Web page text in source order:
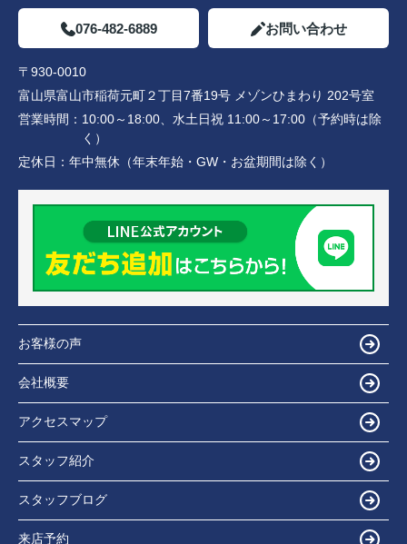
076-482-6889 お問い合わせ
〒930-0010
富山県富山市稲荷元町２丁目7番19号 メゾンひまわり 202号室
営業時間： 10:00～18:00、水土日祝 11:00～17:00（予約時は除
く）
定休日： 年中無休（年末年始・GW・お盆期間は除く）
お客様の声
会社概要
アクセスマップ
スタッフ紹介
スタッフブログ
来店予約